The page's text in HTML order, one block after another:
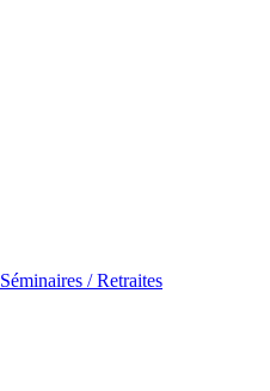
Séminaires / Retraites